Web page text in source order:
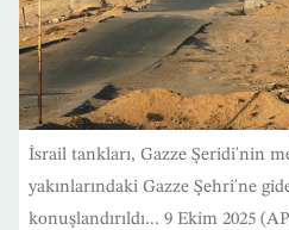
İsrail tankları, Gazze Şeridi'nin
yakınlarındaki Gazze Şehri'ne
konuşlandırıldı... 9 Ekim 2025